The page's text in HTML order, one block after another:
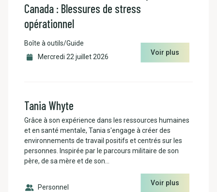
Canada : Blessures de stress
opérationnel
Boîte à outils/Guide
Mercredi 22 juillet 2026
Voir plus
Tania Whyte
Grâce à son expérience dans les ressources humaines
et en santé mentale, Tania s'engage à créer des
environnements de travail positifs et centrés sur les
personnes. Inspirée par le parcours militaire de son
père, de sa mère et de son…
Personnel
Voir plus